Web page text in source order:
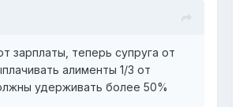
зарплаты, теперь супруга от
алименты 1/3 от
удерживать более 50%